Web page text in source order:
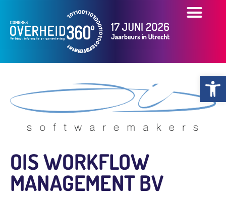
OIS WORKFLOW
MANAGEMENT BV